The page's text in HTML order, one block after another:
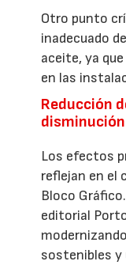
Otro punto
inadecuado
aceite, ya
en las
Reducción
Los efectos
reflejan en el
Bloco
editorial
sostenibles y